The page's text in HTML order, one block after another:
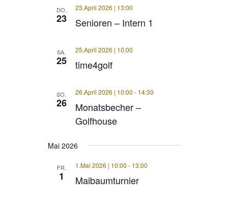
DO.
23 Senioren – Intern 1
23.April 2026 | 13:00
SA.
25 time4golf
25.April 2026 | 10:00
SO.
26
Monatsbecher –
Golfhouse
26.April 2026 | 10:00 - 14:30
Mai 2026
FR.
1 Maibaumturnier
1.Mai 2026 | 10:00 - 13:00